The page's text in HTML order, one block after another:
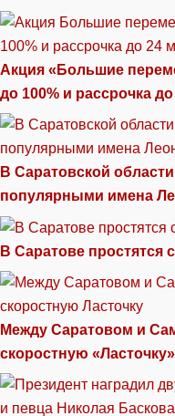
Акция «Большие
до 100% и рассрочка
В Саратовской
популярными имена
В Саратове
Между Саратовом и
скоростную «Ласточку»